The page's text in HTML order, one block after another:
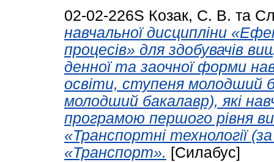
02-02-226S Козак, С. В. та
навчальної дисципліни
процесів» для здобувачів
денної та заочної форми
освіти, ступеня молодший
молодший бакалавр), які
програмою першого рівня
«Транспортні технології
«Транспорт». [Силабус]